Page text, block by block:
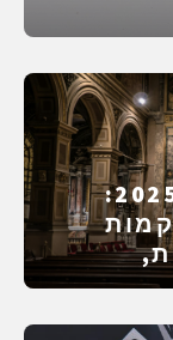
רצון להולדת ילדים ודת 2025: